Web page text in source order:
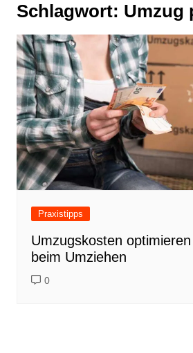
Schlagwort: Umzug
Praxistipps
Umzugskosten
beim Umziehen
0